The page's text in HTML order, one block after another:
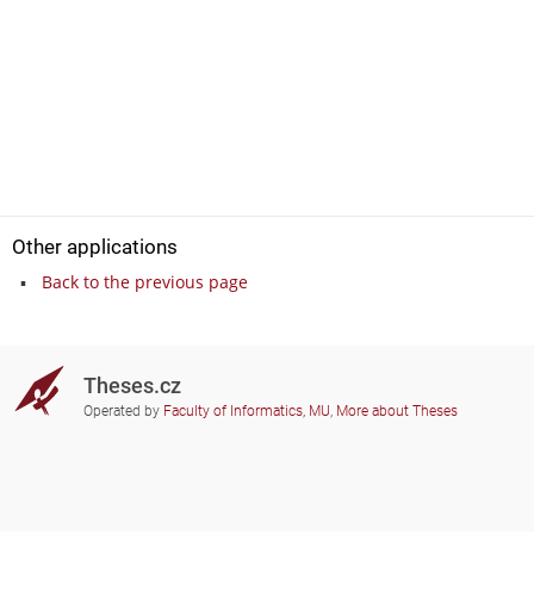
Other applications
Back to the previous page
Theses.cz
Operated by Faculty of Informatics, MU, More about Theses